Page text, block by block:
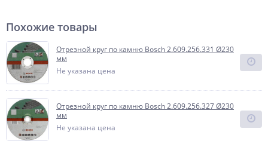
Похожие товары
Отрезной круг по камню Bosch 2.609.256.331 Ø230
мм
Не указана цена
Отрезной круг по камню Bosch 2.609.256.327 Ø230
мм
Не указана цена